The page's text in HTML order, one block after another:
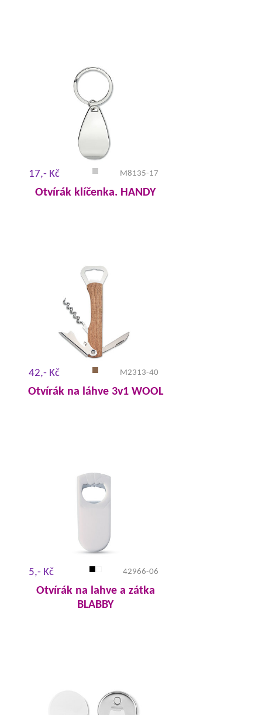
17,- Kč M8135-17
Otvírák klíčenka. HANDY
42,- Kč M2313-40
Otvírák na láhve 3v1 WOOL
5,- Kč 42966-06
Otvírák na lahve a zátka
BLABBY